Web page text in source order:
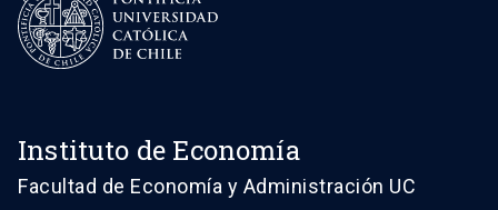
Instituto de Economía
Facultad de Economía y Administración UC